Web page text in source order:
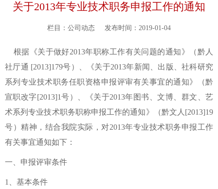
关于2013年专业技术职务申报工作的通知
栏目：公司动态 发布时间：2019-01-04
根据《关于做好2013年职称工作有关问题的通知》（黔人
社厅通 [2013]179号）、《关于2013年新闻、出版、社科研究
系列专业技术职务任职资格申报评审有关事宜的通知》（黔
宣职改字[2013]1号）、《关于2013年图书、文博、群文、艺
术系列专业技术职务职称申报工作的通知》（黔文人[2013]19
号）精神，结合我院实际，对2013年专业技术职务申报工作
有关事宜通知如下：
一、申报评审条件
1、基本条件